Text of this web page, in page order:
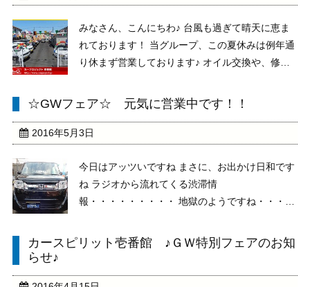
みなさん、こんにちわ♪ 台風も過ぎて晴天に恵ま
れております！ 当グループ、この夏休みは例年通
り休まず営業しております♪ オイル交換や、修理
ぜひぜひお越しください♪
【サマーセール】開催 ...
☆GWフェア☆ 元気に営業中です！！
2016年5月3日
今日はアッツいですね まさに、お出かけ日和です
ね ラジオから流れてくる渋滞情
報・・・・・・・・・ 地獄のようですね・・・
かったり、車の中でのＤＶＤなどが楽しいですよ
カースピリット壱番館 ♪ＧＷ特別フェアのお知
らせ♪